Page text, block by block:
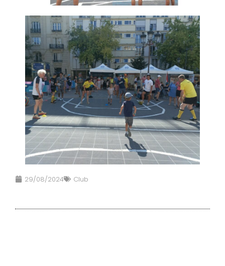
29/08/2024 Club